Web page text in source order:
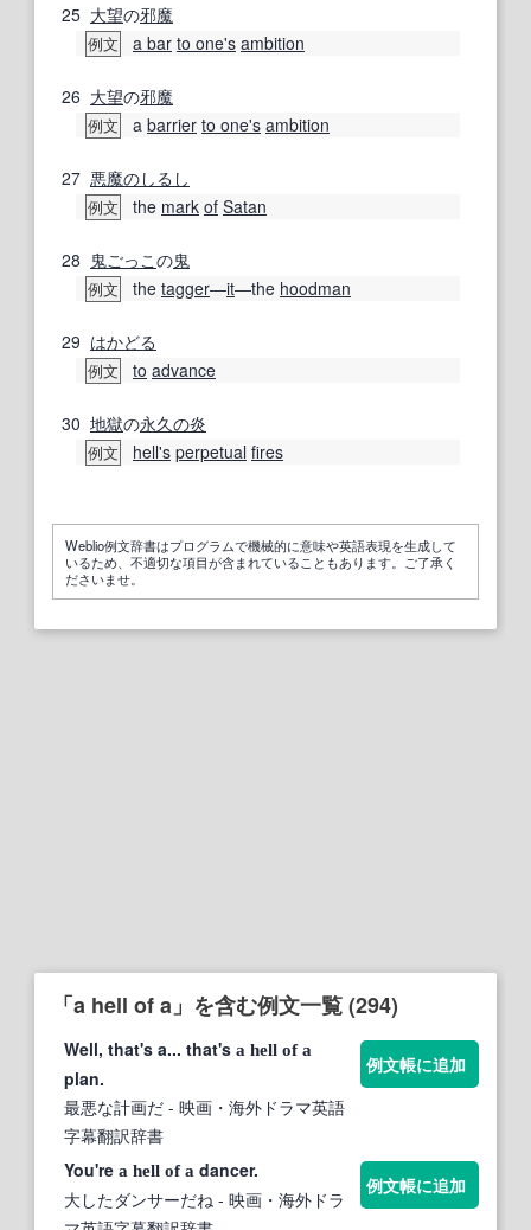
25 大望の邪魔
例文 a bar to one's ambition
26 大望の邪魔
例文 a barrier to one's ambition
27 悪魔のしるし
例文 the mark of Satan
28 鬼ごっこ の鬼
例文 the tagger―it―the hoodman
29 はかどる
例文 to advance
30 地獄の永久の炎
例文 hell's perpetual fires
Weblio例文辞書はプログラムで機械的に意味や英語表現を生成して
いるため、不適切な項目が含まれていることもあります。ご了承く
ださいませ。
「a hell of a」を含む例文一覧 (294)
Well, that's a... that's a hell of a
plan.
最悪な計画だ - 映画・海外ドラマ英語
字幕翻訳辞書
例文帳に追加
You're a hell of a dancer.
大したダンサーだね - 映画・海外ドラ
例文帳に追加